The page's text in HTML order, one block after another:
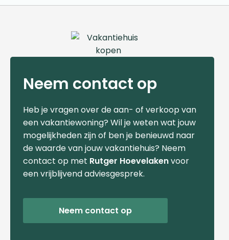
Neem contact op
Heb je vragen over de aan- of verkoop van
een vakantiewoning? Wil je weten wat jouw
mogelijkheden zijn of ben je benieuwd naar
de waarde van jouw vakantiehuis? Neem
contact op met Rutger Hoevelakenvoor
een vrijblijvend adviesgesprek.
Neem contact op